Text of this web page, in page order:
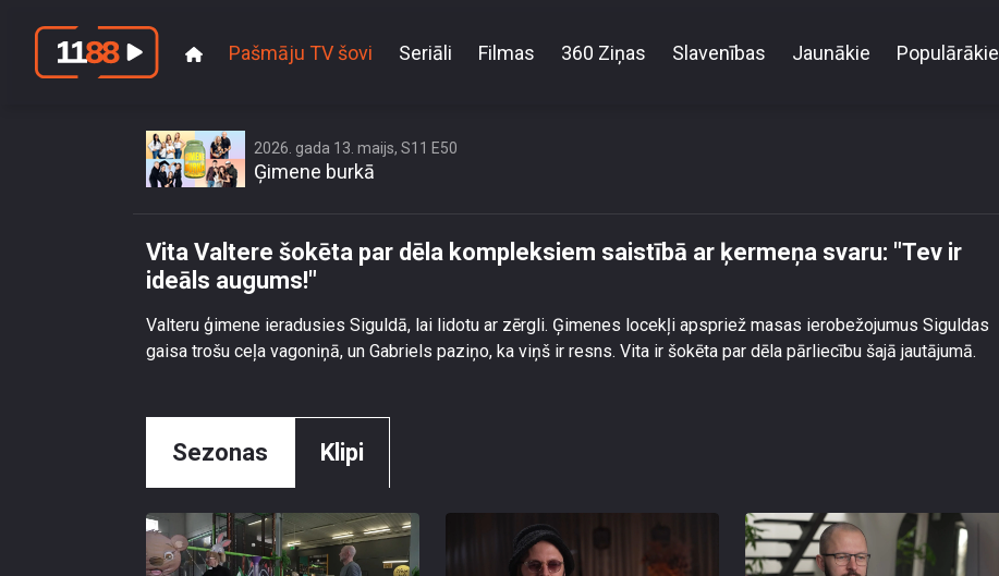
Pašmāju TV šovi Seriāli Filmas 360 Ziņas Slavenības Jaunākie Populārākie
2026. gada 13. maijs, S11 E50
Ģimene burkā
Vita Valtere šokēta par dēla kompleksiem saistībā ar ķermeņa svaru: "Tev ir
ideāls augums!"
Valteru ģimene ieradusies Siguldā, lai lidotu ar zērgli. Ģimenes locekļi apspriež masas ierobežojumus Siguldas
gaisa trošu ceļa vagoniņā, un Gabriels paziņo, ka viņš ir resns. Vita ir šokēta par dēla pārliecību šajā jautājumā.
Sezonas Klipi